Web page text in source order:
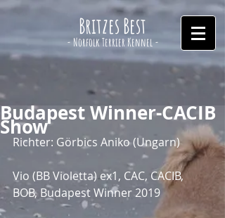
Britzes Best
- Norfolk Terrier Kennel -
Budapest Winner-CACIB
Show
Richter: Görbics Aniko (Ungarn)
Vio (BB Violetta) ex1, CAC, CACIB,
BOB, Budapest Winner 2019